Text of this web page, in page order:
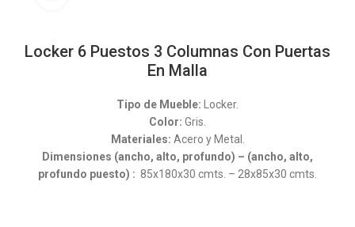
Locker 6 Puestos 3 Columnas Con Puertas
En Malla
Tipo de Mueble:
Locker.
Color: Gris.
Materiales: Acero y Metal.
Dimensiones (ancho, alto, profundo) – (ancho, alto,
profundo puesto) : 85x180x30 cmts. – 28x85x30 cmts.